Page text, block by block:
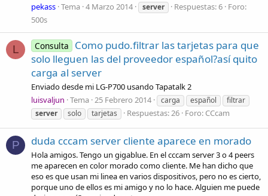
pekass Tema 4 Marzo 2014 server Respuestas: 6 Foro:
500s
L Consulta
Como pudo.filtrar las tarjetas para que
solo lleguen las del proveedor español?así quito
carga al server
Enviado desde mi LG-P700 usando Tapatalk 2
luisvaljun Tema 25 Febrero 2014 carga español
filtrar
server
solo tarjetas Respuestas: 26 Foro: CCcam
P duda cccam server cliente aparece en morado
Hola amigos. Tengo un gigablue. En el cccam server 3 o 4 peers
me aparecen en color morado como cliente. Me han dicho que
eso es que usan mi linea en varios dispositivos, pero no es cierto,
porque uno de ellos es mi amigo y no lo hace. Alguien me puede